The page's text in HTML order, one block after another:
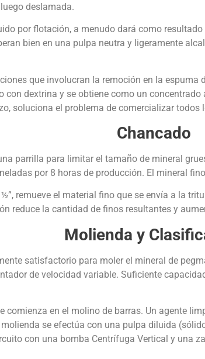
deslamada.
por flotación, a menudo dará como
bien en una pulpa neutra y ligeramente
que involucran la remoción en la
con dextrina y se obtiene como un
soluciona el problema de comercializar todos
Chancado
parrilla para limitar el tamaño de mineral
por 8 horas de producción. El mineral
remueve el material fino que se envía a la
reduce la cantidad de finos resultantes y
Molienda y
satisfactorio para moler el mineral de
de velocidad variable. Suficiente
comienza en el molino de barras. Un agente
se efectúa con una pulpa diluida
con una bomba Centrífuga Vertical y una